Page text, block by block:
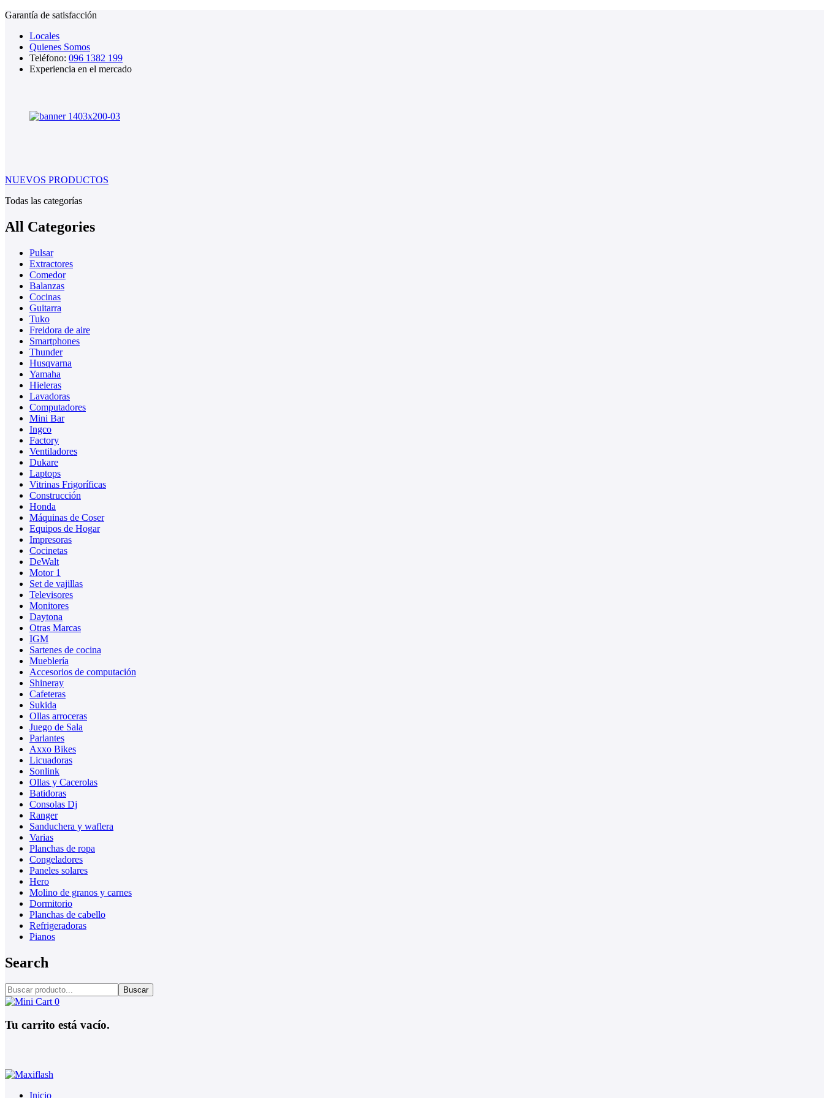
Garantía de satisfacción
Locales
Quienes Somos
Teléfono: 096 1382 199
Experiencia en el mercado
NUEVOS PRODUCTOS
Todas las categorías
All Categories
Pulsar
Extractores
Comedor
Balanzas
Cocinas
Guitarra
Tuko
Freidora de aire
Smartphones
Thunder
Husqvarna
Yamaha
Hieleras
Lavadoras
Computadores
Mini Bar
Ingco
Factory
Ventiladores
Dukare
Laptops
Vitrinas Frigoríficas
Construcción
Honda
Máquinas de Coser
Equipos de Hogar
Impresoras
Cocinetas
DeWalt
Motor 1
Set de vajillas
Televisores
Monitores
Daytona
Otras Marcas
IGM
Sartenes de cocina
Mueblería
Accesorios de computación
Shineray
Cafeteras
Sukida
Ollas arroceras
Juego de Sala
Parlantes
Axxo Bikes
Licuadoras
Sonlink
Ollas y Cacerolas
Batidoras
Consolas Dj
Ranger
Sanduchera y waflera
Varias
Planchas de ropa
Congeladores
Paneles solares
Hero
Molino de granos y carnes
Dormitorio
Planchas de cabello
Refrigeradoras
Pianos
Search
Buscar
0
Tu carrito está vacío.
Inicio